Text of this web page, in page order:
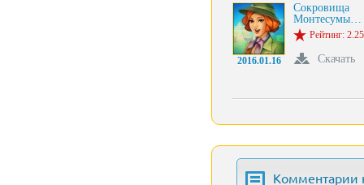
2016.01.16
Сокровища
Монтесумы…
Рейтинг:
Скачать
Комментарии